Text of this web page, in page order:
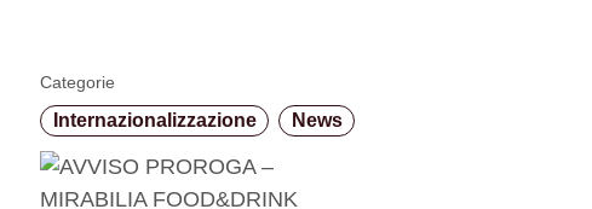
Categorie
Internazionalizzazione News